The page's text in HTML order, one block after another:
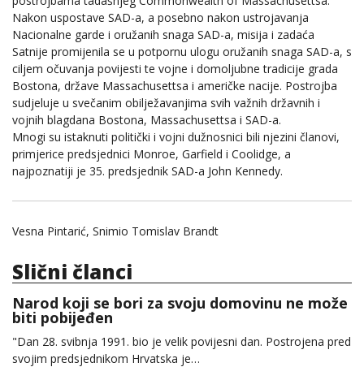
Nakon uspostave SAD-a, a posebno nakon ustrojavanja
Nacionalne garde i oružanih snaga SAD-a, misija i zadaća
Satnije promijenila se u potpornu ulogu oružanih snaga SAD-a, s
ciljem očuvanja povijesti te vojne i domoljubne tradicije grada
Bostona, države Massachusettsa i američke nacije. Postrojba
sudjeluje u svečanim obilježavanjima svih važnih državnih i
vojnih blagdana Bostona, Massachusettsa i SAD-a.
Mnogi su istaknuti politički i vojni dužnosnici bili njezini članovi,
primjerice predsjednici Monroe, Garfield i Coolidge, a
najpoznatiji je 35. predsjednik SAD-a John Kennedy.
Vesna Pintarić, Snimio Tomislav Brandt
Slični članci
Narod koji se bori za svoju domovinu ne može
biti pobijeđen
"Dan 28. svibnja 1991. bio je velik povijesni dan. Postrojena pred
svojim predsjednikom Hrvatska je…